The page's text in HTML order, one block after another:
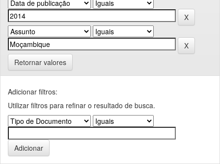
Retornar valores
Adicionar filtros:
Utilizar filtros para refinar o resultado de busca.